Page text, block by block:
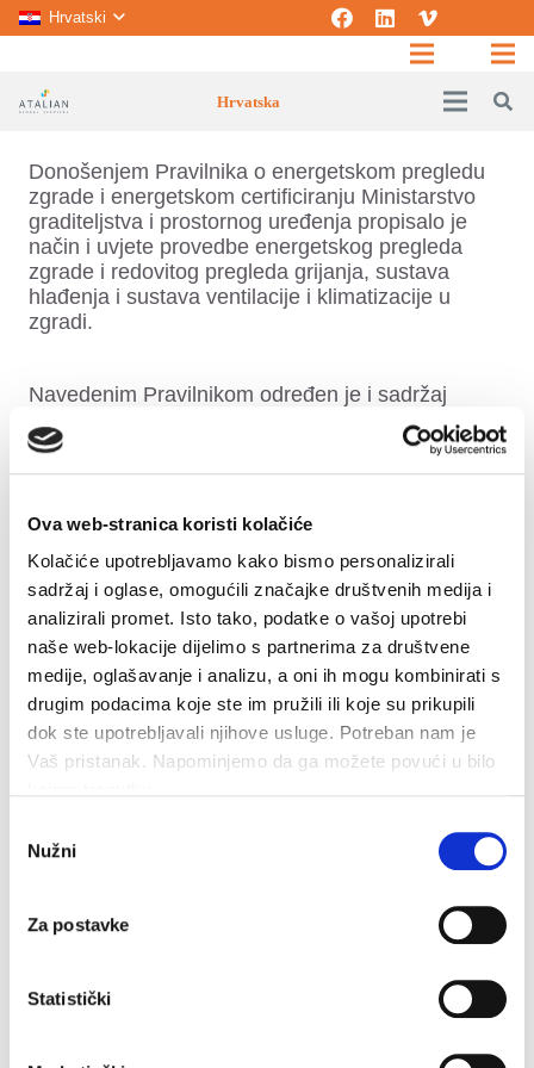
Ova web-stranica koristi kolačiće
Kolačiće upotrebljavamo kako bismo personalizirali
sadržaj i oglase, omogućili značajke društvenih medija i
analizirali promet. Isto tako, podatke o vašoj upotrebi
naše web-lokacije dijelimo s partnerima za društvene
medije, oglašavanje i analizu, a oni ih mogu kombinirati s
drugim podacima koje ste im pružili ili koje su prikupili
dok ste upotrebljavali njihove usluge. Potreban nam je
Vaš pristanak. Napominjemo da ga možete povući u bilo
pristanka
Nužni
Za postavke
Statistički
Hrvatski
Hrvatska
Donošenjem Pravilnika o energetskom pregledu
zgrade i energetskom certificiranju Ministarstvo
graditeljstva i prostornog uređenja propisalo je
način i uvjete provedbe energetskog pregleda
zgrade i redovitog pregleda grijanja, sustava
hlađenja i sustava ventilacije i klimatizacije u
zgradi.
Navedenim Pravilnikom određen je i sadržaj
izvješća o tim pregledima, način energetskog
certificiranja, sadržaj i izgled energetskog
certifikata i kriterije za zgrade s malim energetski
zgradama koje troše energiju i vodu, utvrđivanje
njihove isplativosti.
Također, donošenjem Pravilnika o osobama
ovlaštenim za energetsko certificiranje, energetski
pregled zgrade i redoviti pregled sustava grijanja i
sustava hlađenja ili klimatizacije u zgradi
Ministarstvo graditeljstva i prostornog uređenja
propisalo je način davanja ovlaštenja osobama za
sustava grijanja i sustava hlađenja ili klimatizacije
Ovlaštena osoba za energetske preglede dužna
tehničkih sustava (MODUL 1) obavlja s najmanje
jednom stručnom osobom, dok je za energetski